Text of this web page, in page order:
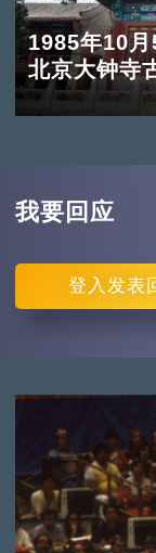
1985年10月
北京大钟寺
我要回应
登入 发表